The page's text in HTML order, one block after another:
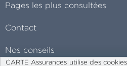
Pages les plus consultées
Contact
Nos conseils
CARTE Assurances utilise des